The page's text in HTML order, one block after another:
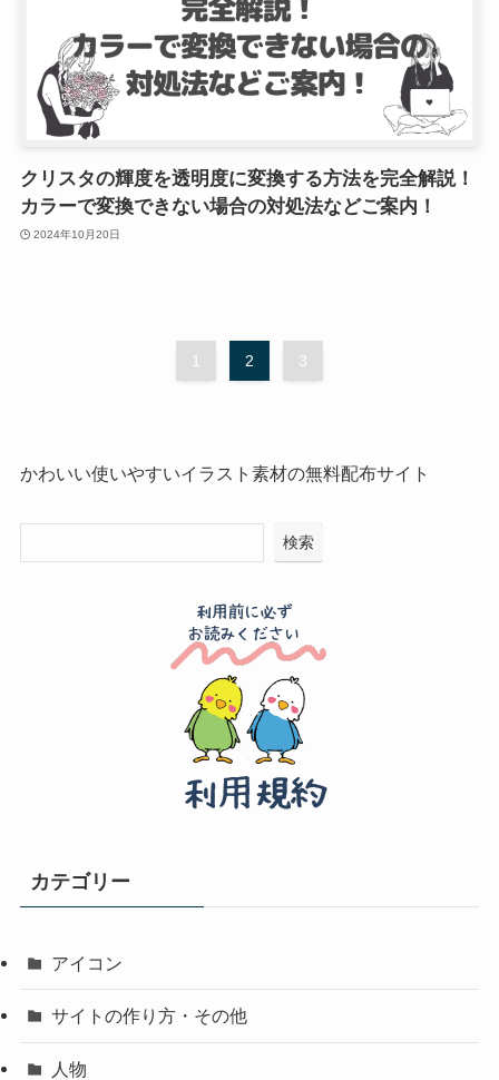
クリスタの輝度を透明度に変換する方法を完全解説！
カラーで変換できない場合の対処法などご案内！
2024年10月20日
1 2 3
かわいい使いやすいイラスト素材の無料配布サイト
検索
カテゴリー
アイコン
サイトの作り方・その他
人物